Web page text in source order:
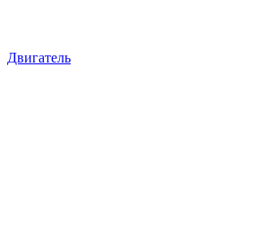
Двигатель